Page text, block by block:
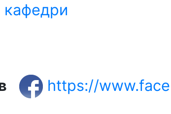
кафедри
https://